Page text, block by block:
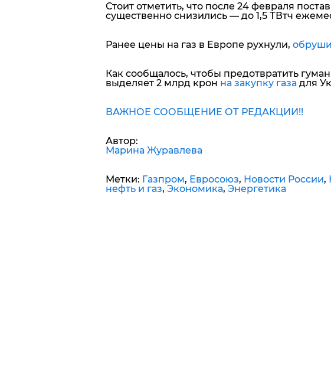
Стоит отметить, что после 24 февраля
существенно снизились — до 1,5 ТВтч
Ранее цены на газ в Европе рухнули,
Как сообщалось, чтобы предотвратить
выделяет 2 млрд крон на закупку газадля
ВАЖНОЕ СООБЩЕНИЕ ОТ РЕДАКЦИИ!!
Автор:
Марина Журавлева
Метки: Газпром, Евросоюз, Новости России,
нефть и газ, Экономика, Энергетика